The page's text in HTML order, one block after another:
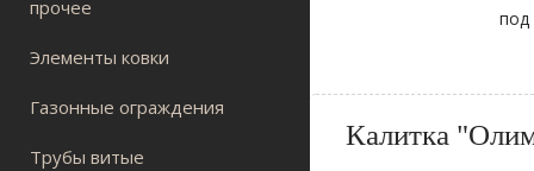
прочее
Элементы ковки
Газонные ограждения
Трубы витые
под
Калитка